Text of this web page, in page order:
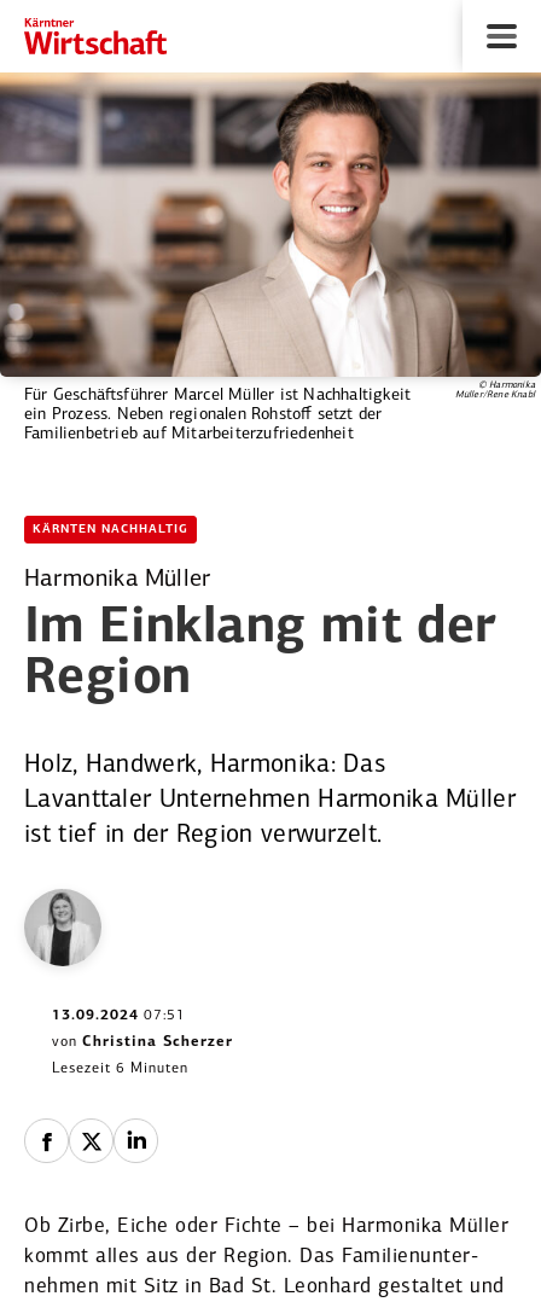
Für Geschäftsführer Marcel Müller ist Nachhaltigkeit
ein Prozess. Neben regionalen Rohstoff setzt der
Familienbetrieb auf Mitarbeiterzufriedenheit
© Harmonika
Müller/Rene Knabl
KÄRNTEN NACHHALTIG
Harmonika Müller
Im Einklang mit der
Region
Holz, Handwerk, Harmonika: Das
Lavanttaler Unternehmen Harmonika Müller
ist tief in der Region verwurzelt.
13.09.2024 07:51
von Christina Scherzer
Lesezeit 6 Minuten
Ob Zirbe, Eiche oder Fichte – bei Harmonika Müller
kommt alles aus der Region. Das Famili­en­un­ter­
nehmen mit Sitz in Bad St. Leonhard gestaltet und